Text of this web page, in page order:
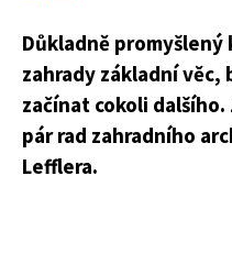
Důkladně
zahrady základní věc,
začínat cokoli
pár rad zahradního
Lefflera.